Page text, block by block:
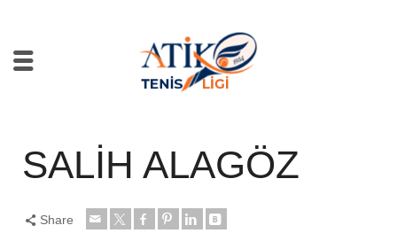
SALİH ALAGÖZ
Share